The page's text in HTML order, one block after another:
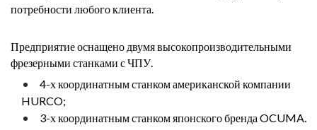
потребности любого клиента.
Предприятие оснащено двумя высокопроизводительными
фрезерными станками с ЧПУ.
4-х координатным станком американской компании
HURCO;
3-х координатным станком японского бренда OCUMA.